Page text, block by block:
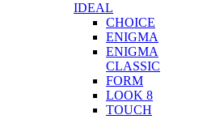
IDEAL
CHOICE
ENIGMA
ENIGMA
CLASSIC
FORM
LOOK 8
TOUCH